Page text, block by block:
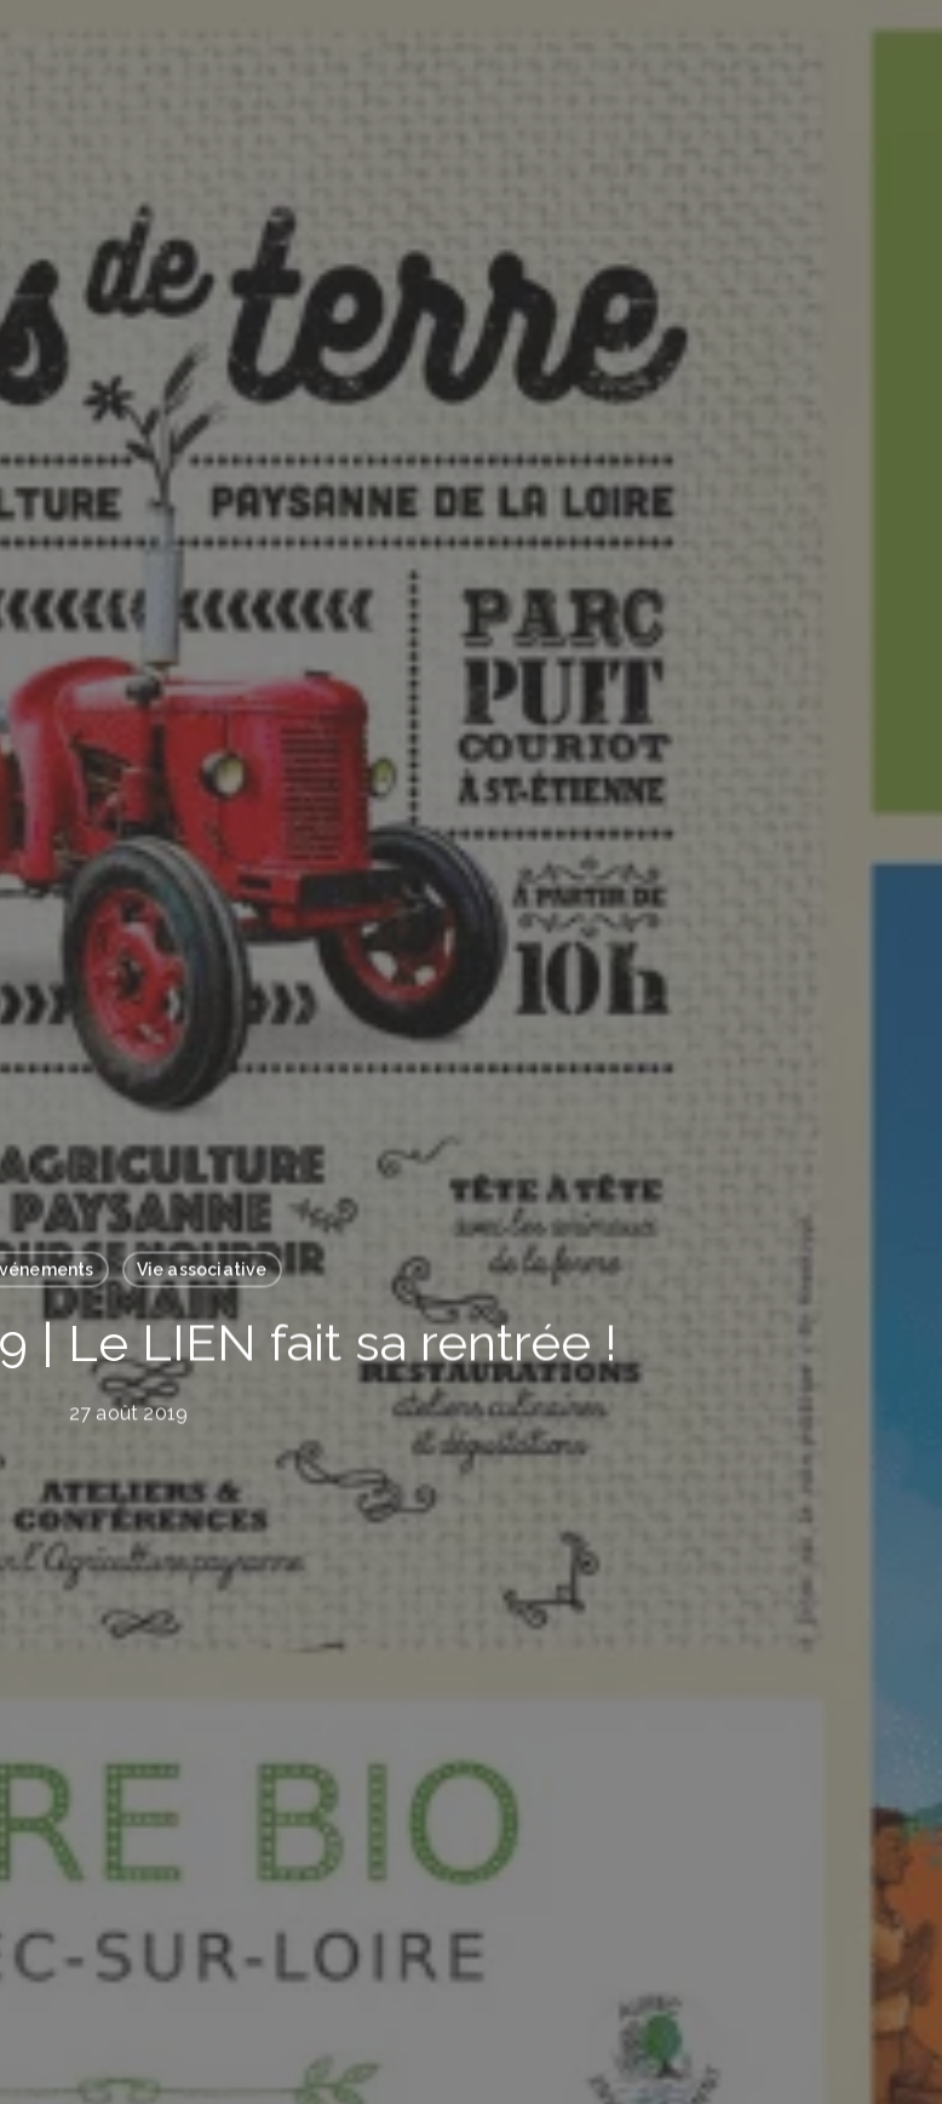
Vie associative
| Le LIEN fait sa rentrée !
27 août 2019